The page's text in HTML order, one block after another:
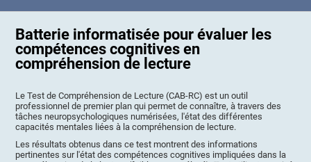
Batterie informatisée pour évaluer les
compétences cognitives en
compréhension de lecture
Le Test de Compréhension de Lecture (CAB-RC) est un outil
professionnel de premier plan qui permet de connaître, à travers des
tâches neuropsychologiques numérisées, l'état des différentes
capacités mentales liées à la compréhension de lecture.
Les résultats obtenus dans ce test montrent des informations
pertinentes sur l'état des compétences cognitives impliquées dans la